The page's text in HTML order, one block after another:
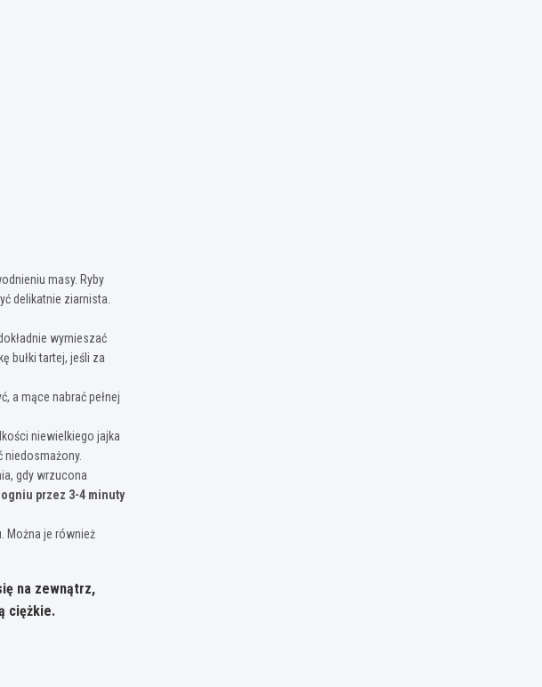
masy. Ryby
delikatnie ziarnista.
wymieszać
bułki tartej, jeśli za
a mące nabrać pełnej
niewielkiego jajka
gdy wrzucona
przez 3-4 minuty
Można je również
na zewnątrz,
ciężkie.